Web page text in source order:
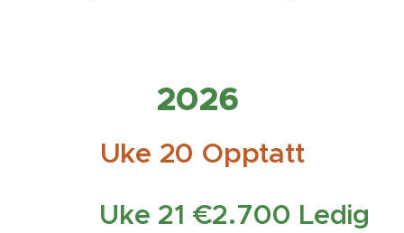
2026
Uke 20 Opptatt
Uke 21 €2.700 Ledig